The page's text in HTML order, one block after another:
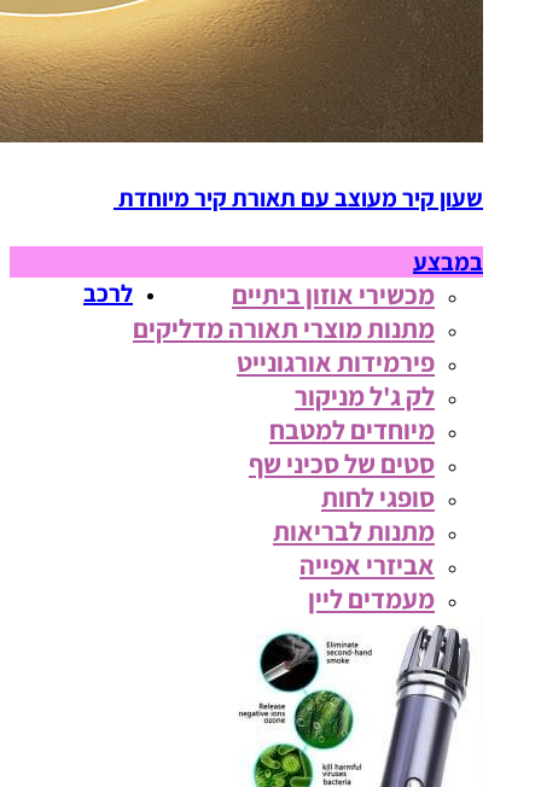
שעון קיר מעוצב עם תאורת קיר מיוחדת
במבצע
מכשירי אוזון ביתיים
מתנות מוצרי תאורה מדליקים
פירמידות אורגונייט
לק ג'ל מניקור
מיוחדים למטבח
סטים של סכיני שף
סופגי לחות
מתנות לבריאות
אביזרי אפייה
מעמדים ליין
לרכב